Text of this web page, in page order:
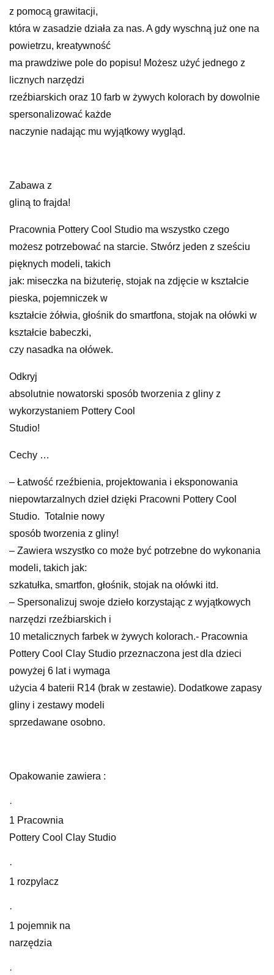
z pomocą grawitacji,
która w zasadzie działa za nas. A gdy wyschną już one na
powietrzu, kreatywność
ma prawdziwe pole do popisu! Możesz użyć jednego z
licznych narzędzi
rzeźbiarskich oraz 10 farb w żywych kolorach by dowolnie
spersonalizować każde
naczynie nadając mu wyjątkowy wygląd. ‎
Zabawa z
gliną to frajda!
Pracownia Pottery Cool Studio ma wszystko czego
możesz potrzebować na starcie. Stwórz jeden z sześciu
pięknych modeli, takich
jak: miseczka na biżuterię, stojak na zdjęcie w kształcie
pieska, pojemniczek w
kształcie żółwia, głośnik do smartfona, stojak na ołówki w
kształcie babeczki,
czy nasadka na ołówek.
Odkryj
absolutnie nowatorski sposób tworzenia z gliny z
wykorzystaniem Pottery Cool
Studio!
Cechy …
– Łatwość rzeźbienia, projektowania i eksponowania
niepowtarzalnych dzieł dzięki Pracowni Pottery Cool
Studio. ‎‎ Totalnie nowy
sposób tworzenia z gliny!
– Zawiera wszystko co może być potrzebne do wykonania
modeli, takich jak:
szkatułka, smartfon, głośnik, stojak na ołówki itd.
– Spersonalizuj swoje dzieło korzystając z wyjątkowych
narzędzi rzeźbiarskich i
10 metalicznych farbek w żywych kolorach.- Pracownia
Pottery Cool Clay Studio przeznaczona jest dla dzieci
powyżej 6 lat i wymaga
użycia 4 baterii R14 (brak w zestawie). Dodatkowe zapasy
gliny i zestawy modeli
sprzedawane osobno.
Opakowanie zawiera :
·
1 Pracownia
Pottery Cool Clay Studio
·
1 rozpylacz
·
1 pojemnik na
narzędzia
·